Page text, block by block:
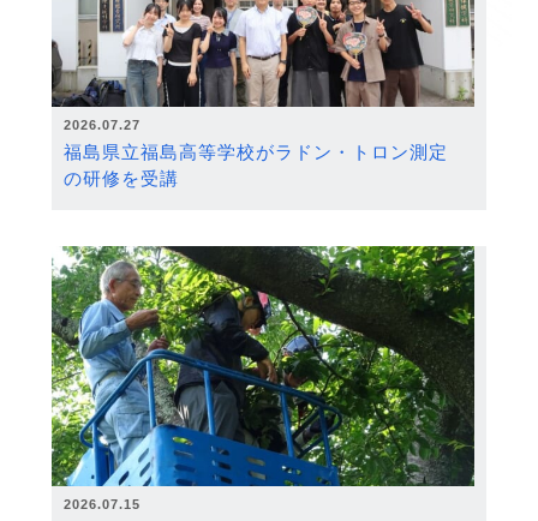
2026.07.27
福島県立福島高等学校がラドン・トロン測定
の研修を受講
2026.07.15